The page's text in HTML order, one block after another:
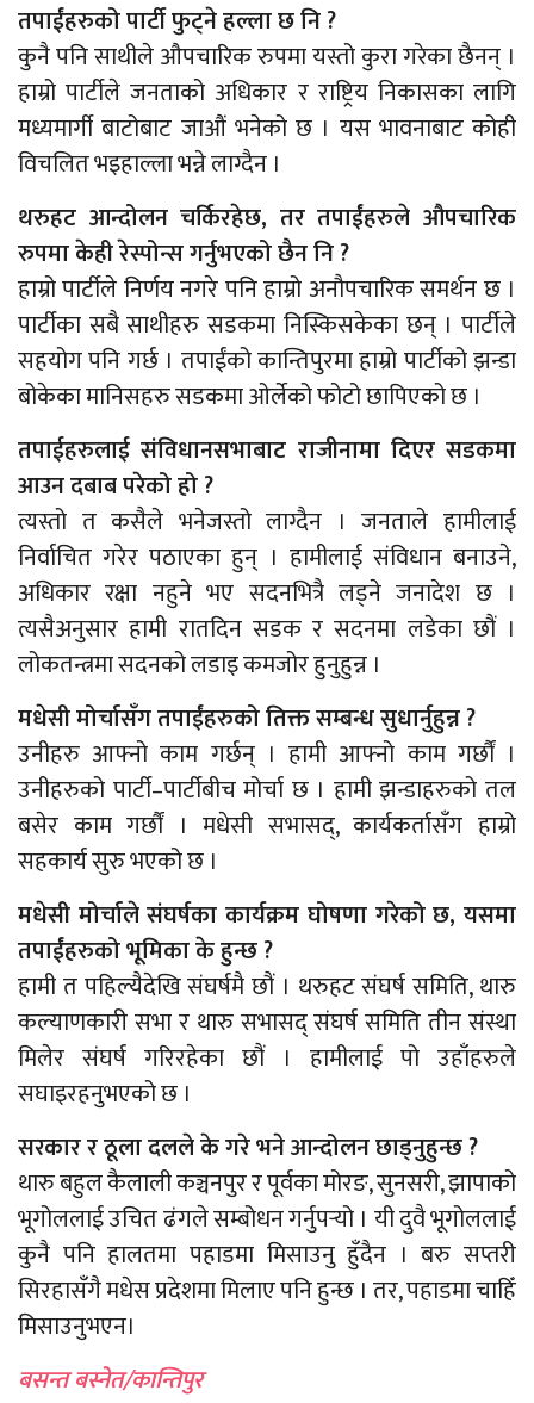
तपाईंहरुको पार्टी फुट्ने हल्ला छ नि ?
कुनै पनि साथीले औपचारिक रुपमा यस्तो कुरा गरेका छैनन् ।
हाम्रो पार्टीले जनताको अधिकार र राष्ट्रिय निकासका लागि
मध्यमार्गी बाटोबाट जाऔं भनेको छ । यस भावनाबाट कोही
विचलित भइहाल्ला भन्ने लाग्दैन ।
थरुहट आन्दोलन चर्किरहेछ, तर तपाईंहरुले औपचारिक
रुपमा केही रेस्पोन्स गर्नुभएको छैन नि ?
हाम्रो पार्टीले निर्णय नगरे पनि हाम्रो अनौपचारिक समर्थन छ ।
पार्टीका सबै साथीहरु सडकमा निस्किसकेका छन् । पार्टीले
सहयोग पनि गर्छ । तपाईंको कान्तिपुरमा हाम्रो पार्टीको झन्डा
बोकेका मानिसहरु सडकमा ओर्लेको फोटो छापिएको छ ।
तपाईहरुलाई संविधानसभाबाट राजीनामा दिएर सडकमा
आउन दबाब परेको हो ?
त्यस्तो त कसैले भनेजस्तो लाग्दैन । जनताले हामीलाई
निर्वाचित गरेर पठाएका हुन् । हामीलाई संविधान बनाउने,
अधिकार रक्षा नहुने भए सदनभित्रै लड्ने जनादेश छ ।
त्यसैअनुसार हामी रातदिन सडक र सदनमा लडेका छौं ।
लोकतन्त्रमा सदनको लडाइ कमजोर हुनुहुन्न ।
मधेसी मोर्चासँग तपाईंहरुको तिक्त सम्बन्ध सुधार्नुहुन्न ?
उनीहरु आफ्नो काम गर्छन् । हामी आफ्नो काम गर्छौं ।
उनीहरुको पार्टी–पार्टीबीच मोर्चा छ । हामी झन्डाहरुको तल
बसेर काम गर्छौं । मधेसी सभासद्, कार्यकर्तासँग हाम्रो
सहकार्य सुरु भएको छ ।
मधेसी मोर्चाले संघर्षका कार्यक्रम घोषणा गरेको छ, यसमा
तपाईंहरुको भूमिका के हुन्छ ?
हामी त पहिल्यैदेखि संघर्षमै छौं । थरुहट संघर्ष समिति, थारु
कल्याणकारी सभा र थारु सभासद् संघर्ष समिति तीन संस्था
मिलेर संघर्ष गरिरहेका छौं । हामीलाई पो उहाँहरुले
सघाइरहनुभएको छ ।
सरकार र ठूला दलले के गरे भने आन्दोलन छाड्नुहुन्छ ?
थारु बहुल कैलाली कञ्चनपुर र पूर्वका मोरङ, सुनसरी, झापाको
भूगोललाई उचित ढंगले सम्बोधन गर्नुपर्‍यो । यी दुवै भूगोललाई
कुनै पनि हालतमा पहाडमा मिसाउनु हुँदैन । बरु सप्तरी
सिरहासँगै मधेस प्रदेशमा मिलाए पनि हुन्छ । तर, पहाडमा चाहिँ
मिसाउनुभएन।
बसन्त बस्नेत/कान्तिपुर